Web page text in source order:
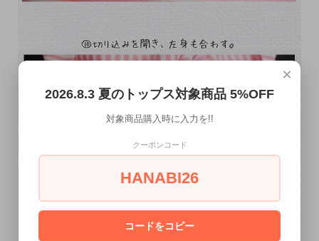
×
2026.8.3 夏のトップス対象商品 5%OFF
対象商品購入時に入力を!!
クーポンコード
HANABI26
コードをコピー